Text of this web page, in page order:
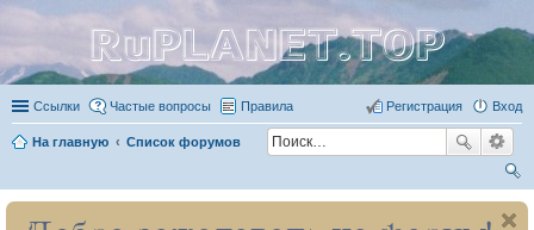
RuPLANET.TOP
Ссылки Частые вопросы Правила Вход
Регистрация
На главную Список форумов
ои